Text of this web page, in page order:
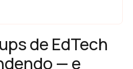
de EdTech
— e